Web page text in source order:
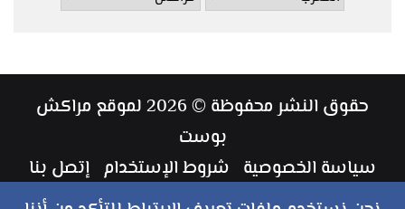
حقوق النشر محفوظة © 2026 لموقع مراكش
بوست
سياسة الخصوصية شروط الإستخدام إتصل بنا
طاقم العمل